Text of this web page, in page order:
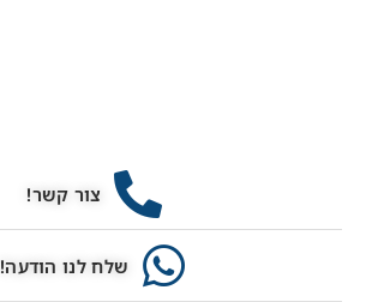
צור קשר!
שלח לנו הודעה!